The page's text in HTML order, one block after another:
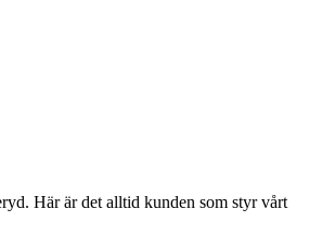
Här är det alltid kunden som styr vårt